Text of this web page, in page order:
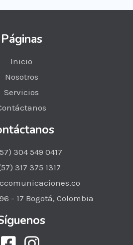
Páginas
Inicio
Nosotros
Servicios
304 549 0417
317 375 1317​
- 17 Bogotá, Colombia